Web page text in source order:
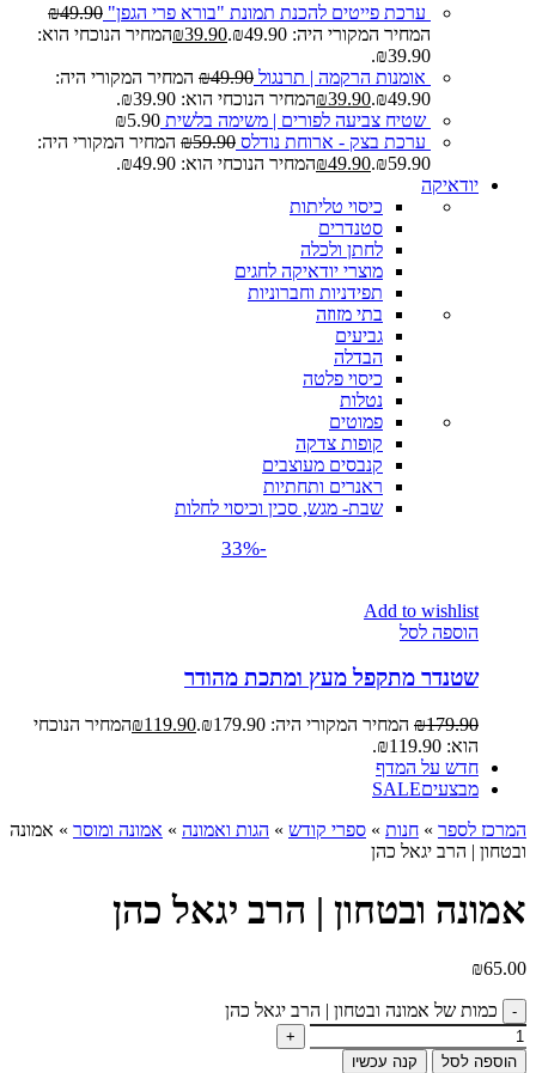
ערכת פייטים להכנת תמונת "בורא פרי הגפן" ₪49.90
המחיר המקורי היה: ₪49.90.
₪39.90
המחיר הנוכחי הוא:
₪39.90.
אומנות הרקמה | תרנגול
₪49.90
המחיר המקורי היה:
₪49.90.
₪39.90
המחיר הנוכחי הוא: ₪39.90.
שטיח צביעה לפורים | משימה בלשית
₪5.90
ערכת בצק - ארוחת נודלס
₪59.90
המחיר המקורי היה:
₪59.90.
₪49.90
המחיר הנוכחי הוא: ₪49.90.
יודאיקה
כיסוי טליתות
סטנדרים
לחתן ולכלה
מוצרי יודאיקה לחגים
תפידניות וחברוניות
בתי מזוזה
גביעים
הבדלה
כיסוי פלטה
נטלות
פמוטים
קופות צדקה
קנבסים מעוצבים
ראנרים ותחתיות
שבת- מגש, סכין וכיסוי לחלות
-33%
Add to wishlist
הוספה לסל
שטנדר מתקפל מעץ ומתכת מהודר
₪179.90 המחיר המקורי היה: ₪179.90. ₪119.90
המחיר הנוכחי
הוא: ₪119.90.
חדש על המדף
מבצעיםSALE
המרכז לספר » חנות » ספרי קודש » הגות ואמונה » אמונה ומוסר » אמונה
ובטחון | הרב יגאל כהן
אמונה ובטחון | הרב יגאל כהן
₪65.00
כמות של אמונה ובטחון | הרב יגאל כהן
הוספה לסל קנה עכשיו